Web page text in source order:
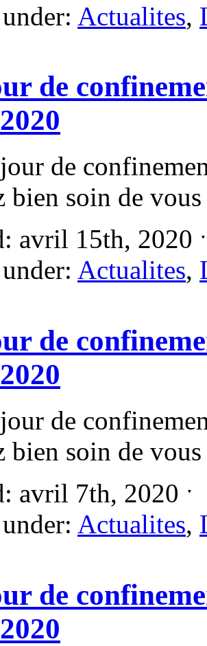
Actualites,
de
de
bien soin de
avril 15th, 2020
Actualites,
de
de
bien soin de
avril 7th, 2020 ˑ
Actualites,
de